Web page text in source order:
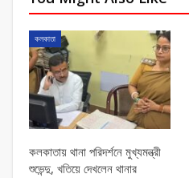
কলকাতা
কলকাতায় থানা পরিদর্শনে মুখ্যমন্ত্রী
শুভেন্দু, খতিয়ে দেখলেন থানার